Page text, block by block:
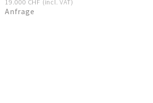
19.000 CHF (incl. VAT)
Anfrage